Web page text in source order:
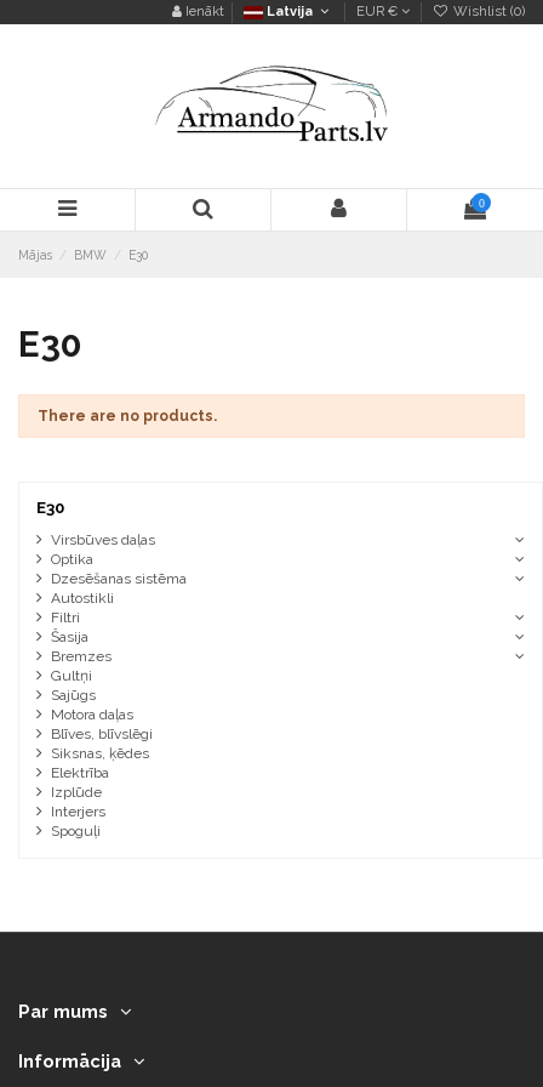
Ienākt Latvija EUR € Wishlist (0)
0
Mājas BMW E30
E30
There are no products.
E30
Virsbūves daļas
Optika
Dzesēšanas sistēma
Autostikli
Filtri
Šasija
Bremzes
Gultņi
Sajūgs
Motora daļas
Blīves, blīvslēgi
Siksnas, ķēdes
Elektrība
Izplūde
Interjers
Spoguļi
Par mums
Informācija